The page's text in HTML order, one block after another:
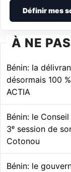
Définir mes
À NE
Bénin: la
désormais 100
ACTIA
Bénin: le
3ᵉ session de
Cotonou
Bénin: le